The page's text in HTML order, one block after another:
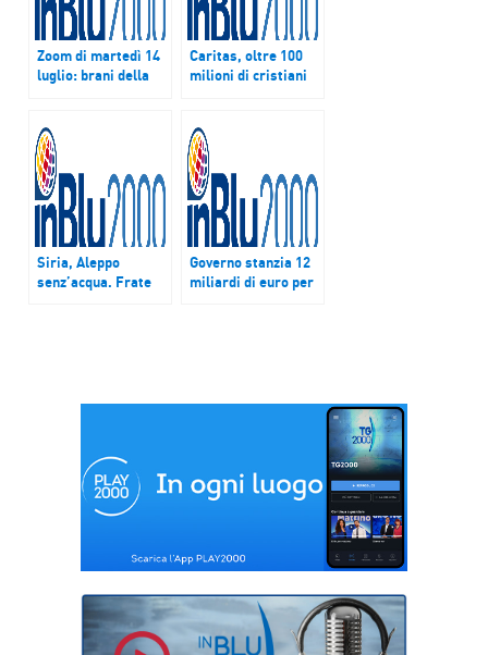
Zoom di martedì 14
luglio: brani della
ritorno del Papa dal
Paraguay
Caritas, oltre 100
milioni di cristiani
Siria, Aleppo
senz’acqua. Frate
Governo stanzia 12
miliardi di euro per